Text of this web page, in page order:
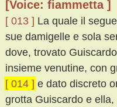
[Voice: fiammetta ]
[ 013 ] La quale il
sue damigelle e sola
dove, trovato
insieme venutine, con
[ 014 ] e dato discreto
grotta Guiscardo e